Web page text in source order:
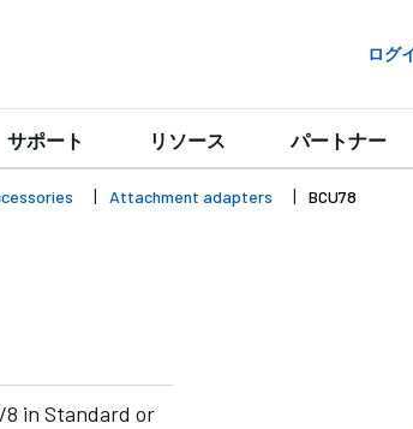
ログ
サポート リソース パートナー
Attachment adapters BCU78
in Standard or